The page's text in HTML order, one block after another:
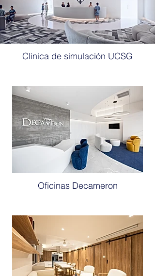
Clinica de simulación UCSG
Oficinas Decameron